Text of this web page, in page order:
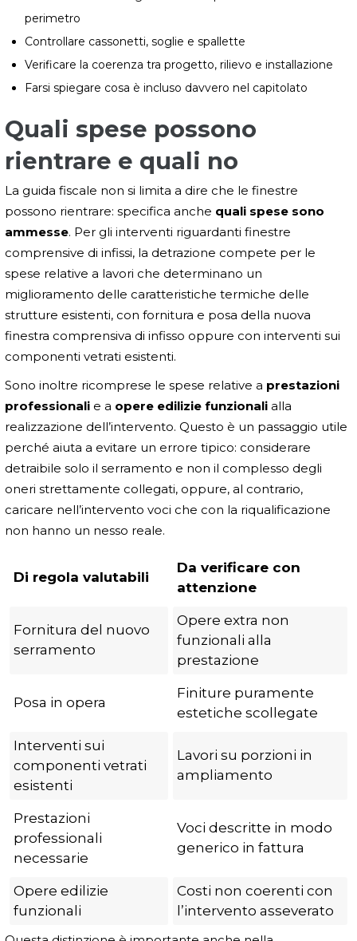
perimetro
Controllare cassonetti, soglie e spallette
Verificare la coerenza tra progetto, rilievo e installazione
Farsi spiegare cosa è incluso davvero nel capitolato
Quali spese possono
rientrare e quali no
La guida fiscale non si limita a dire che le finestre
possono rientrare: specifica anche quali spese sono
ammesse. Per gli interventi riguardanti finestre
comprensive di infissi, la detrazione compete per le
spese relative a lavori che determinano un
miglioramento delle caratteristiche termiche delle
strutture esistenti, con fornitura e posa della nuova
finestra comprensiva di infisso oppure con interventi sui
componenti vetrati esistenti.
Sono inoltre ricomprese le spese relative a prestazioni
professionali e a opere edilizie funzionali alla
realizzazione dell’intervento. Questo è un passaggio utile
perché aiuta a evitare un errore tipico: considerare
detraibile solo il serramento e non il complesso degli
oneri strettamente collegati, oppure, al contrario,
caricare nell’intervento voci che con la riqualificazione
non hanno un nesso reale.
Di regola valutabili
Da verificare con
attenzione
Fornitura del nuovo
serramento
Opere extra non
funzionali alla
prestazione
Posa in opera
Finiture puramente
estetiche scollegate
Interventi sui
componenti vetrati
esistenti
Lavori su porzioni in
ampliamento
Prestazioni
professionali
necessarie
Voci descritte in modo
generico in fattura
Opere edilizie
funzionali
Costi non coerenti con
l’intervento asseverato